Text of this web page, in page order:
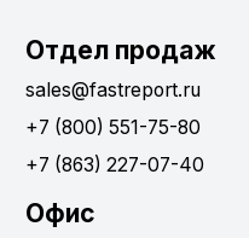
Отдел продаж
sales@fastreport.ru
+7 (800) 551-75-80
+7 (863) 227-07-40
Офис